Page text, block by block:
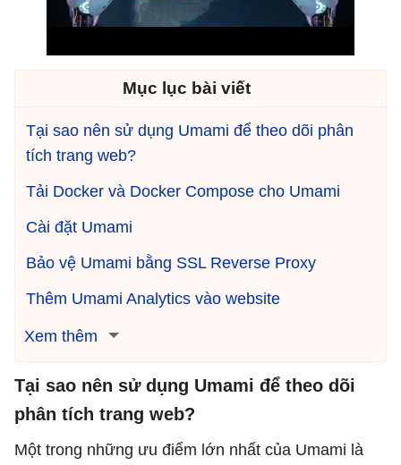
Mục lục bài viết
Tại sao nên sử dụng Umami để theo dõi phân
tích trang web?
Tải Docker và Docker Compose cho Umami
Cài đặt Umami
Bảo vệ Umami bằng SSL Reverse Proxy
Thêm Umami Analytics vào website
Xem thêm
Tại sao nên sử dụng Umami để theo dõi
phân tích trang web?
Một trong những ưu điểm lớn nhất của Umami là